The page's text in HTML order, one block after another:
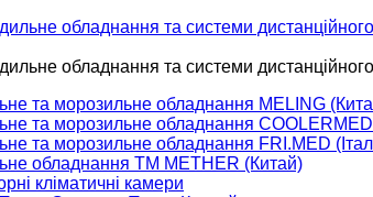
обладнання та системи
обладнання та системи
та морозильне обладнання MELING
та морозильне обладнання
та морозильне обладнання FRI.MED
обладнання TM METHER (Китай)
кліматичні камери